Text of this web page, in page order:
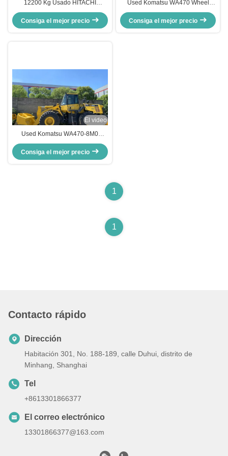
12200 Kg Usado HITACHI
Excavadora Zax120 Construcción
máquina de excavación de
segunda mano
Consiga el mejor precio
Used Komatsu WA470 Wheel
Loader with 204 KW Engine 1
Year Warranty for Earthmoving
Machinery
Consiga el mejor precio
El video
Used Komatsu WA470-8M0
Wheel Loader with 1 Year
Warranty and 3.60 - 5.20 m³
Bucket Capacity
Consiga el mejor precio
1
1
Contacto rápido
Dirección
Habitación 301, No. 188-189, calle Duhui, distrito de
Minhang, Shanghai
Tel
+8613301866377
El correo electrónico
13301866377@163.com